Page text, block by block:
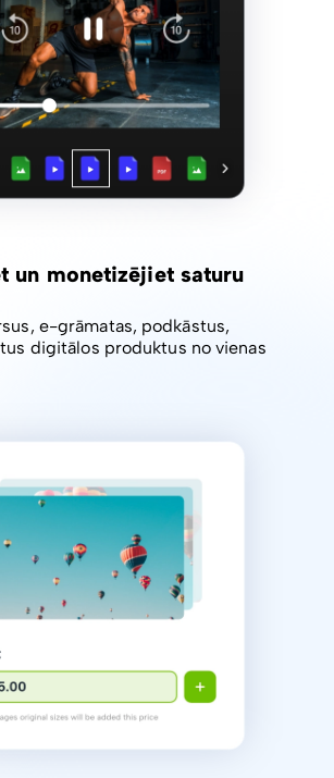
un monetizējiet saturu
e-grāmatas, podkāstus,
digitālos produktus no vienas